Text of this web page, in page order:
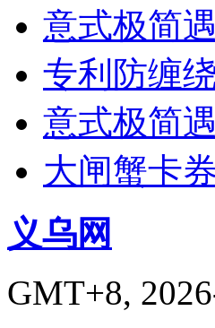
意式极简
专利防缠
意式极简
大闸蟹卡
义乌网
GMT+8,